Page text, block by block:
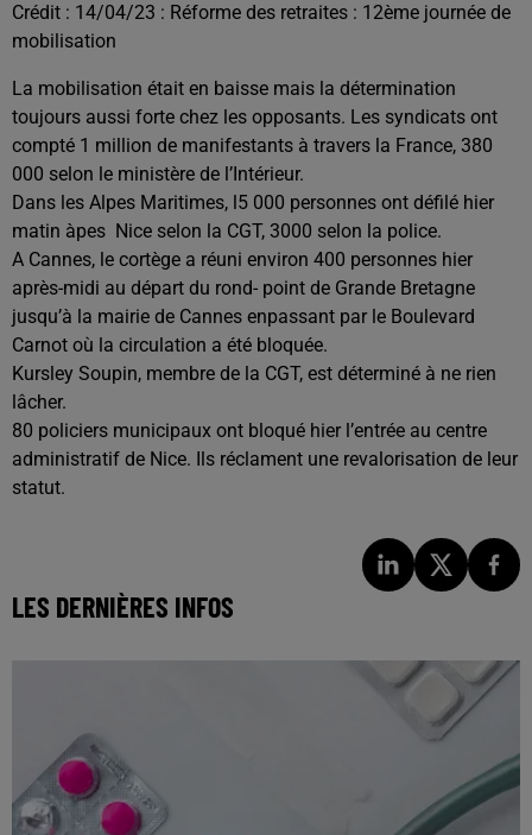
Crédit : 14/04/23 : Réforme des retraites : 12ème journée de
mobilisation
La mobilisation était en baisse mais la détermination
toujours aussi forte chez les opposants. Les syndicats ont
compté 1 million de manifestants à travers la France, 380
000 selon le ministère de l’Intérieur.
Dans les Alpes Maritimes, l5 000 personnes ont défilé hier
matin àpes Nice selon la CGT, 3000 selon la police.
A Cannes, le cortège a réuni environ 400 personnes hier
après-midi au départ du rond- point de Grande Bretagne
jusqu’à la mairie de Cannes enpassant par le Boulevard
Carnot où la circulation a été bloquée.
Kursley Soupin, membre de la CGT, est déterminé à ne rien
lâcher.
80 policiers municipaux ont bloqué hier l’entrée au centre
administratif de Nice.
Ils réclament une revalorisation de leur
statut.
LES DERNIÈRES INFOS